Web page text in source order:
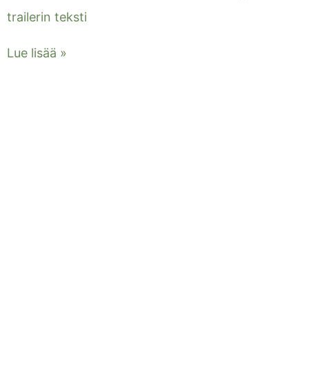
trailerin teksti
Lue lisää »